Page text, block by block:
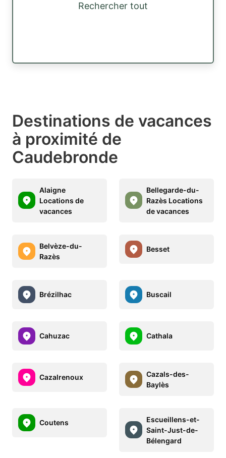
Rechercher tout
Destinations de vacances
à proximité de
Caudebronde
Alaigne
Locations de
vacances
Bellegarde-du-
Razès Locations
de vacances
Belvèze-du-
Razès
Besset
Brézilhac Buscail
Cahuzac Cathala
Cazalrenoux
Cazals-des-
Baylès
Coutens
Escueillens-et-
Saint-Just-de-
Bélengard